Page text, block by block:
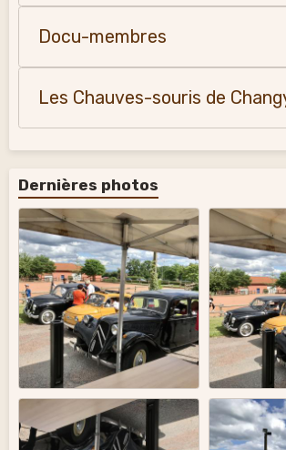
Docu-membres
Les Chauves-souris de
Dernières photos